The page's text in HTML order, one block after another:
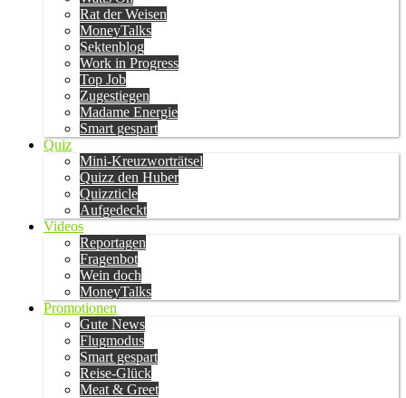
Rat der Weisen
MoneyTalks
Sektenblog
Work in Progress
Top Job
Zugestiegen
Madame Energie
Smart gespart
Quiz
Mini-Kreuzworträtsel
Quizz den Huber
Quizzticle
Aufgedeckt
Videos
Reportagen
Fragenbot
Wein doch
MoneyTalks
Promotionen
Gute News
Flugmodus
Smart gespart
Reise-Glück
Meat & Greet